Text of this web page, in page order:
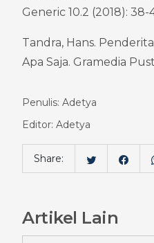
Generic 10.2 (2018): 38-
Tandra, Hans.
Apa Saja. Gramedia
Penulis: Adetya
Editor: Adetya
Share:
Artikel Lain